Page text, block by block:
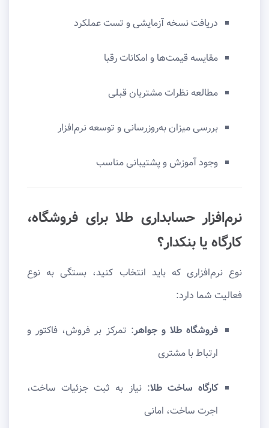
دریافت نسخه آزمایشی و تست عملکرد
مقایسه قیمت‌ها و امکانات رقبا
مطالعه نظرات مشتریان قبلی
بررسی میزان به‌روزرسانی و توسعه نرم‌افزار
وجود آموزش و پشتیبانی مناسب
نرم‌افزار حسابداری طلا برای فروشگاه،
کارگاه یا بنکدار؟
نوع نرم‌افزاری که باید انتخاب کنید، بستگی به نوع
فعالیت شما دارد:
فروشگاه طلا و جواهر: تمرکز بر فروش، فاکتور و
ارتباط با مشتری
کارگاه ساخت طلا: نیاز به ثبت جزئیات ساخت،
اجرت ساخت، امانی